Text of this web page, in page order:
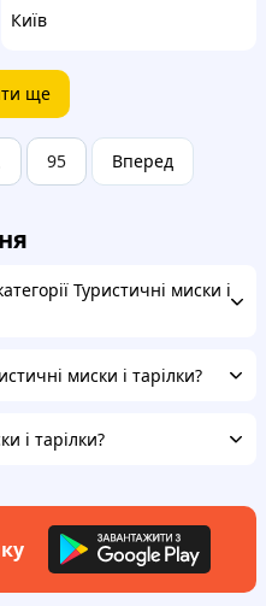
Київ
ще
95 Вперед
Туристичні миски і
миски і тарілки?
і тарілки?